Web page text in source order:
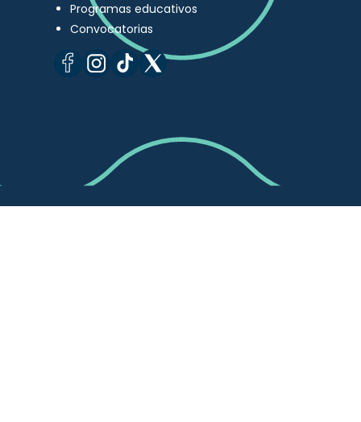
Programas educativos
Convocatorias